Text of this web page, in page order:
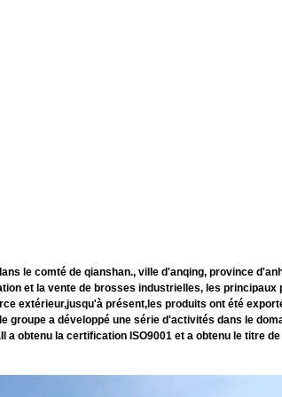
le comté de qianshan., ville d'anqing, province
et la vente de brosses industrielles, les
extérieur,jusqu'à présent,les produits ont été
a développé une série d'activités dans le
obtenu la certification ISO9001 et a obtenu le titre